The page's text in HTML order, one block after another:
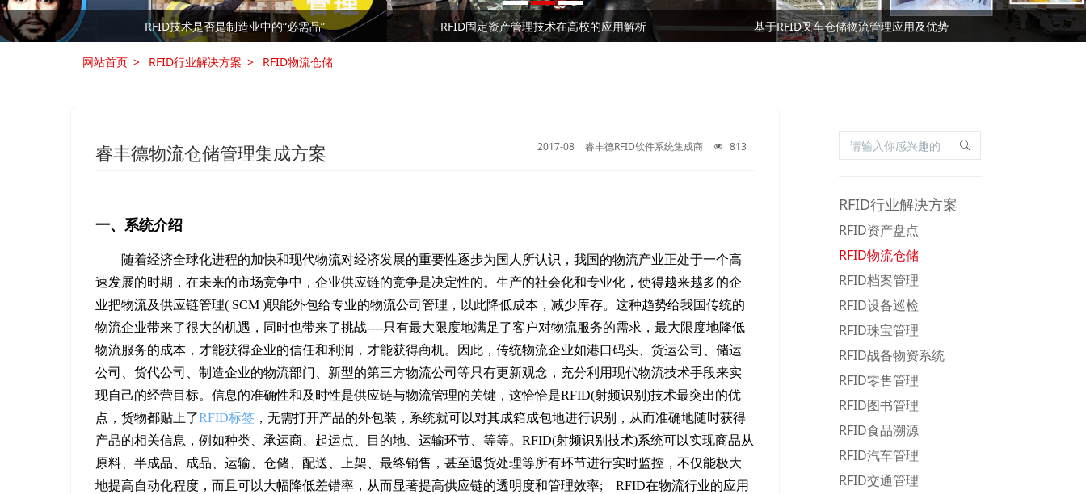
RFID技术是否是制造业中的“必需品” RFID固定资产管理技术在高校的应用解析
基于RFID叉车仓储物流管理应用及优势
2026⼴州RFID⼿持终端/⼯业PDA⼚家深度测评与 采购推荐｜企业选型避坑全指南
RFID资产管理系统实现全方位资产管控进行实时动态管理
国际RFID行业标准有哪些？
网站首页 RFID行业解决方案 RFID物流仓储
睿丰德物流仓储管理集成方案 2017-08 睿丰德RFID软件系统集成商 813
一、系统介绍
随着经济全球化进程的加快和现代物流对经济发展的重要性逐步为国人所认识，我国的物流产业正处于一个高
速发展的时期，在未来的市场竞争中，企业供应链的竞争是决定性的。生产的社会化和专业化，使得越来越多的企
业把物流及供应链管理( SCM )职能外包给专业的物流公司管理，以此降低成本，减少库存。这种趋势给我国传统的
物流企业带来了很大的机遇，同时也带来了挑战----只有最大限度地满足了客户对物流服务的需求，最大限度地降低
物流服务的成本，才能获得企业的信任和利润，才能获得商机。因此，传统物流企业如港口码头、货运公司、储运
公司、货代公司、制造企业的物流部门、新型的第三方物流公司等只有更新观念，充分利用现代物流技术手段来实
现自己的经营目标。信息的准确性和及时性是供应链与物流管理的关键，这恰恰是RFID(射频识别)技术最突出的优
点，货物都贴上了RFID标签 ，无需打开产品的外包装，系统就可以对其成箱成包地进行识别，从而准确地随时获得
产品的相关信息，例如种类、承运商、起运点、目的地、运输环节、等等。RFID(射频识别技术)系统可以实现商品从
原料、半成品、成品、运输、仓储、配送、上架、最终销售，甚至退货处理等所有环节进行实时监控，不仅能极大
地提高自动化程度，而且可以大幅降低差错率，从而显著提高供应链的透明度和管理效率; RFID在物流行业的应用
RFID行业解决方案
RFID资产盘点
RFID物流仓储
RFID档案管理
RFID设备巡检
RFID珠宝管理
RFID战备物资系统
RFID零售管理
RFID图书管理
RFID食品溯源
RFID汽车管理
RFID交通管理